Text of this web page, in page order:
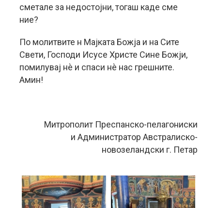
сметале за недостојни, тогаш каде сме
ние?
По молитвите н Мајката Божја и на Сите
Свети, Господи Исусе Христе Сине Божји,
помилувај нè и спаси нè нас грешните.
Амин!
Митрополит Преспанско-пелагониски
и Администратор Австралиско-
новозеландски г. Петар